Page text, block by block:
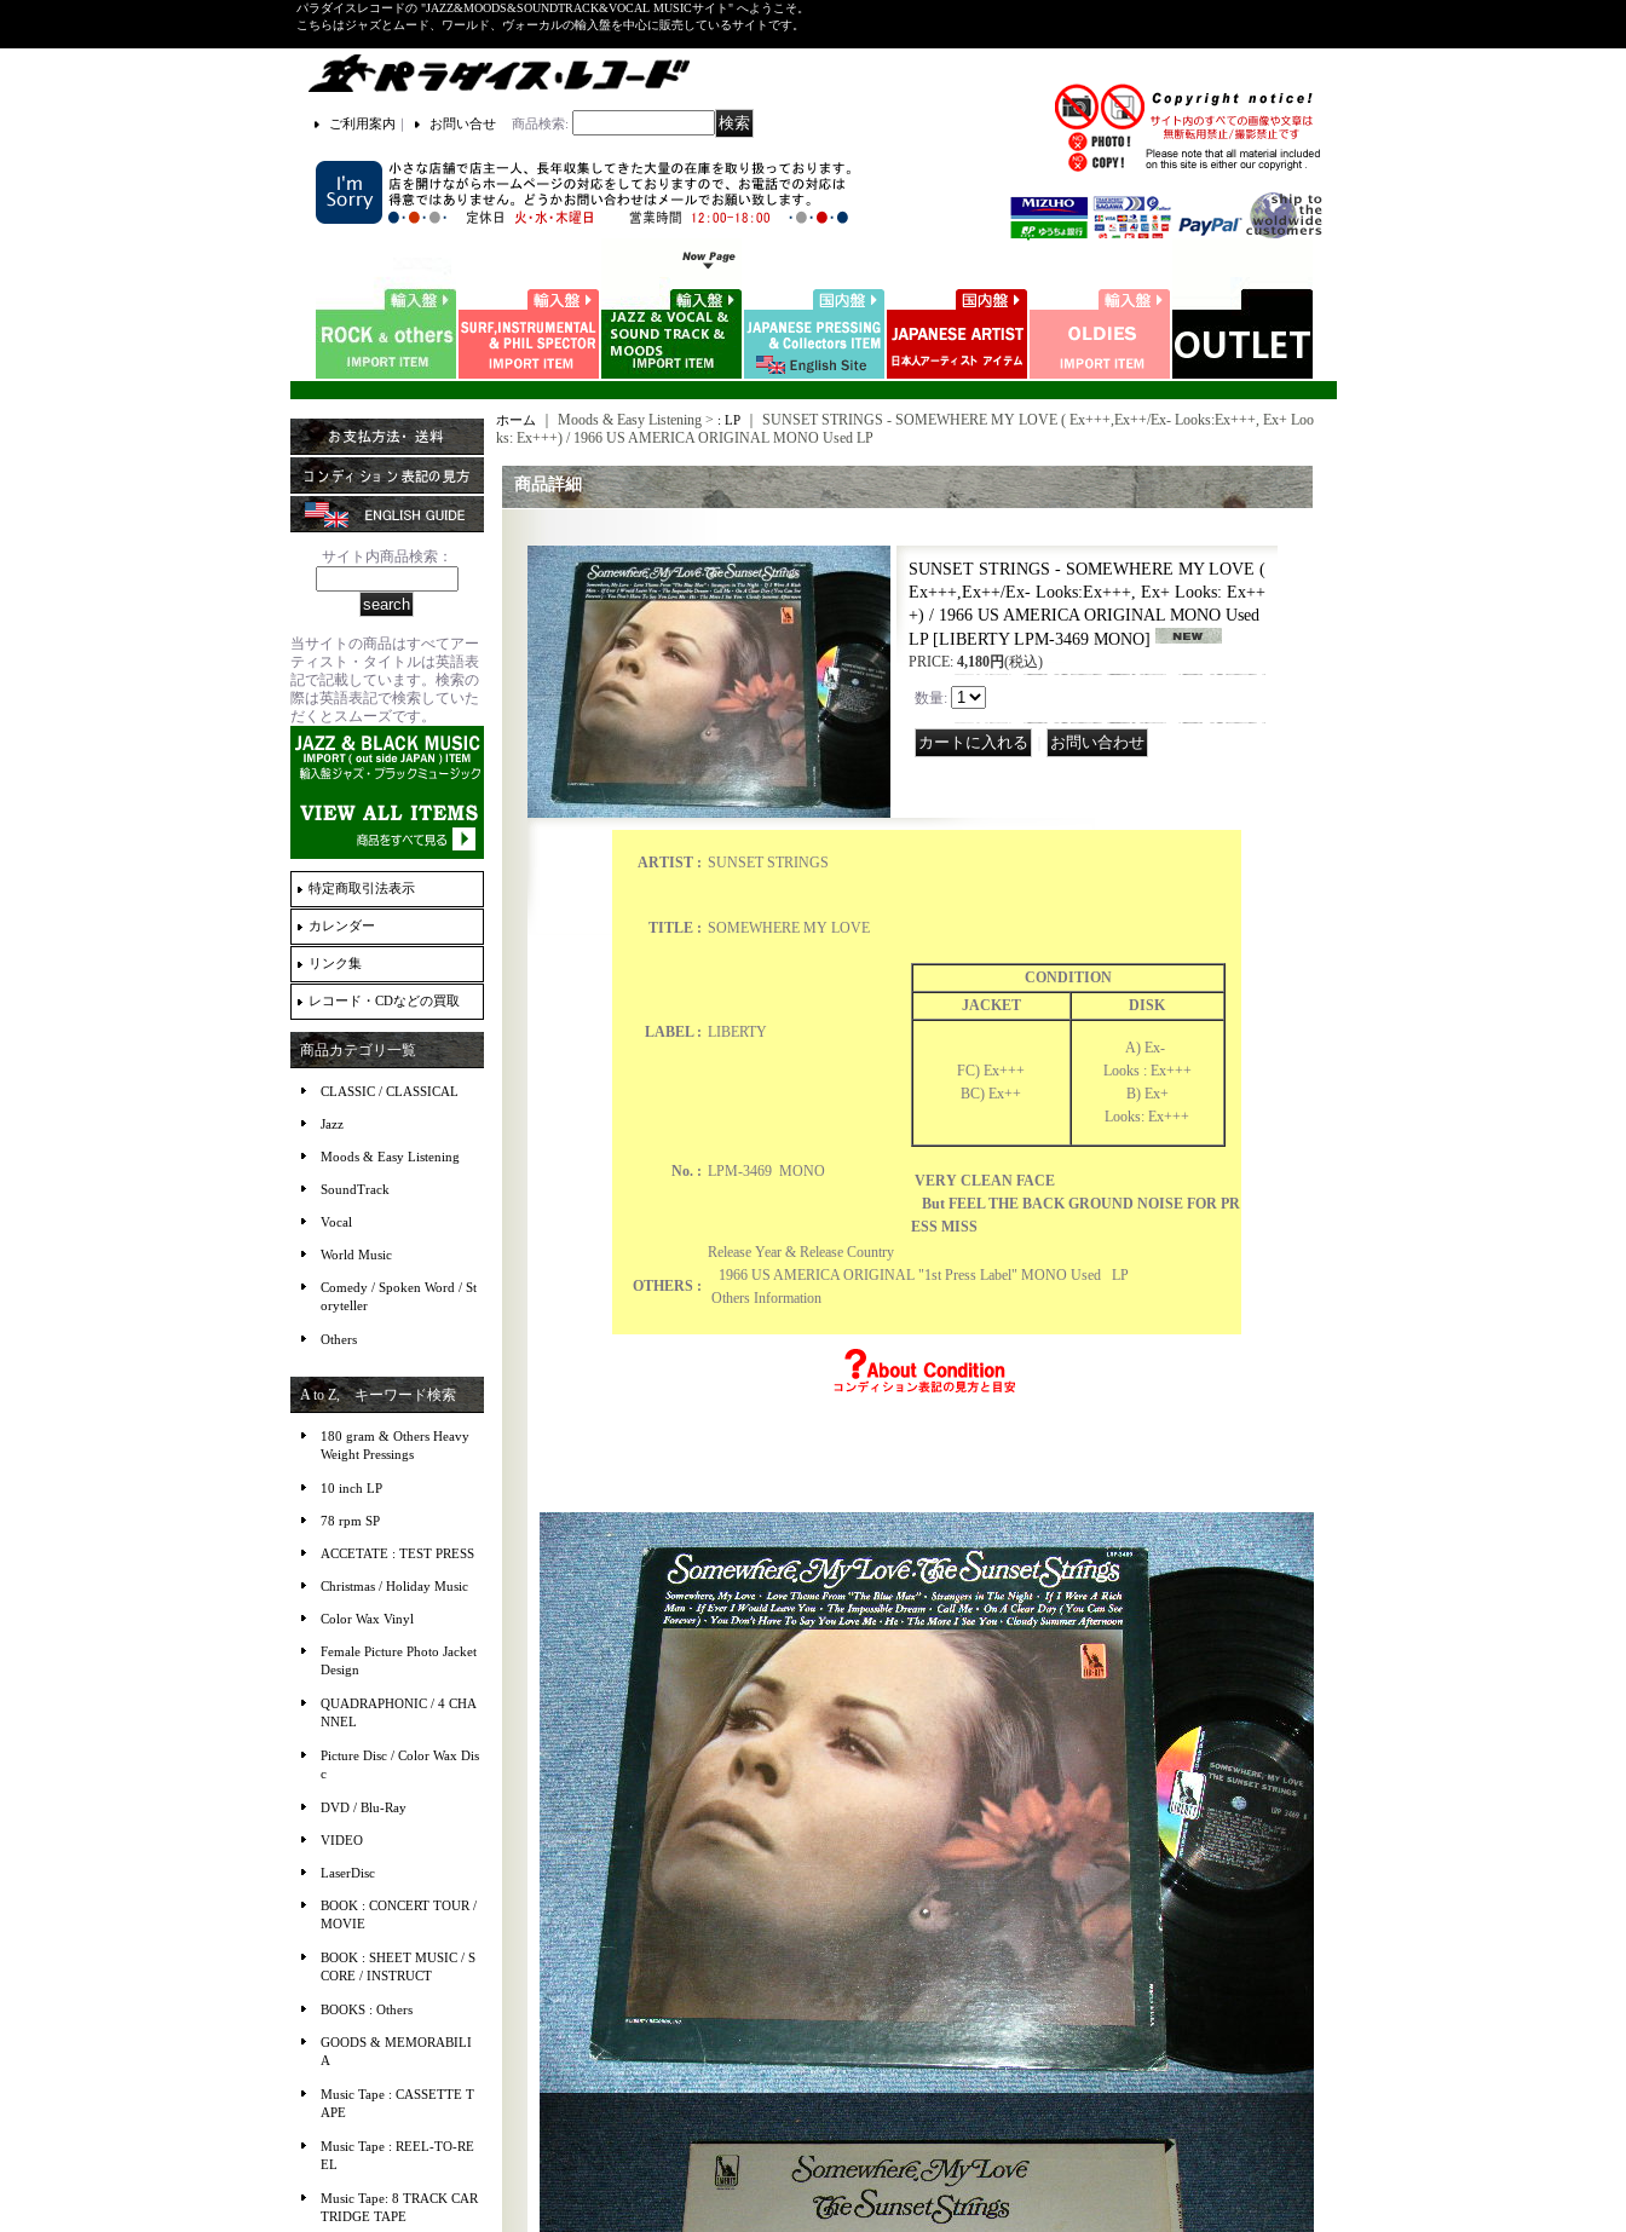
パラダイスレコードの "JAZZ&MOODS&SOUNDTRACK&VOCAL MUSICサイト" へようこそ。
こちらはジャズとムード、ワールド、ヴォーカルの輸入盤を中心に販売しているサイトです。
ご利用案内 ｜ お問い合せ 商品検索:
サイト内商品検索：
当サイトの商品はすべてアー
ティスト・タイトルは英語表
記で記載しています。検索の
際は英語表記で検索していた
だくとスムーズです。
特定商取引法表示
カレンダー
リンク集
レコード・CDなどの買取
商品カテゴリ一覧
CLASSIC / CLASSICAL
Jazz
Moods & Easy Listening
SoundTrack
Vocal
World Music
Comedy / Spoken Word / St
oryteller
Others
A to Z, キーワード検索
180 gram & Others Heavy
Weight Pressings
10 inch LP
78 rpm SP
ACCETATE : TEST PRESS
Christmas / Holiday Music
Color Wax Vinyl
Female Picture Photo Jacket
Design
QUADRAPHONIC / 4 CHA
NNEL
Picture Disc / Color Wax Dis
c
DVD / Blu-Ray
VIDEO
LaserDisc
BOOK : CONCERT TOUR /
MOVIE
BOOK : SHEET MUSIC / S
CORE / INSTRUCT
BOOKS : Others
GOODS & MEMORABILI
A
Music Tape : CASSETTE T
APE
Music Tape : REEL-TO-RE
EL
Music Tape: 8 TRACK CAR
TRIDGE TAPE
ホーム ｜ Moods & Easy Listening > : LP
SUNSET STRINGS - SOMEWHERE MY LOVE ( Ex+++,Ex++/Ex- Looks:Ex+++, Ex+ Loo
ks: Ex+++) / 1966 US AMERICA ORIGINAL MONO Used LP
商品詳細
SUNSET STRINGS - SOMEWHERE MY LOVE (
Ex+++,Ex++/Ex- Looks:Ex+++, Ex+ Looks: Ex++
+) / 1966 US AMERICA ORIGINAL MONO Used
LP [LIBERTY LPM-3469 MONO]
PRICE: 4,180円(税込)
数量:
ARTIST : SUNSET STRINGS
TITLE : SOMEWHERE MY LOVE
LABEL : LIBERTY
CONDITION
JACKET
DISK
FC) Ex+++
BC) Ex++
A) Ex-
Looks : Ex+++
B) Ex+
Looks: Ex+++
VERY CLEAN FACE
But FEEL THE BACK GROUND NOISE FOR PR
ESS MISS
No. : LPM-3469 MONO
OTHERS :
Release Year & Release Country
1966 US AMERICA ORIGINAL "1st Press Label" MONO Used LP
Others Information